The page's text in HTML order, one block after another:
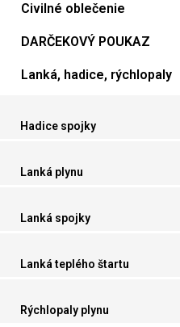
Civilné oblečenie
DARČEKOVÝ POUKAZ
Lanká, hadice, rýchlopaly
Hadice spojky
Lanká plynu
Lanká spojky
Lanká teplého štartu
Rýchlopaly plynu